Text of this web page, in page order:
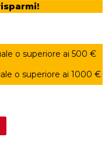
o superiore ai 500 €
o superiore ai 1000 €